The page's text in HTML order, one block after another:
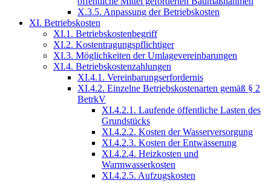
X.3.5. Anpassung der Betriebskosten
XI. Betriebskosten
XI.1. Betriebskostenbegriff
XI.2. Kostentragungspflichtiger
XI.3. Möglichkeiten der Umlagevereinbarungen
XI.4. Betriebskostenzahlungen
XI.4.1. Vereinbarungserfordernis
XI.4.2. Einzelne Betriebskostenarten gemäß § 2
BetrkV
XI.4.2.1. Laufende öffentliche Lasten des
Grundstücks
XI.4.2.2. Kosten der Wasserversorgung
XI.4.2.3. Kosten der Entwässerung
XI.4.2.4. Heizkosten und
Warmwasserkosten
XI.4.2.5. Aufzugskosten